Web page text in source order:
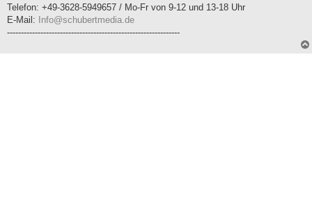
Telefon: +49-3628-5949657 / Mo-Fr von 9-12 und 13-18 Uhr
E-Mail:
Info@schubertmedia.de
--------------------------------------------------------------